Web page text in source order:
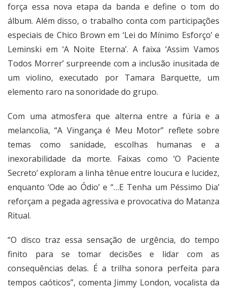
força essa nova etapa da banda e define o tom do
álbum. Além disso, o trabalho conta com participações
especiais de Chico Brown em ‘Lei do Mínimo Esforço’ e
Leminski em ‘A Noite Eterna’. A faixa ‘Assim Vamos
Todos Morrer’ surpreende com a inclusão inusitada de
um violino, executado por Tamara Barquette, um
elemento raro na sonoridade do grupo.
Com uma atmosfera que alterna entre a fúria e a
melancolia, “A Vingança é Meu Motor” reflete sobre
temas como sanidade, escolhas humanas e a
inexorabilidade da morte. Faixas como ‘O Paciente
Secreto’ exploram a linha tênue entre loucura e lucidez,
enquanto ‘Ode ao Ódio’ e “…E Tenha um Péssimo Dia’
reforçam a pegada agressiva e provocativa do Matanza
Ritual.
“O disco traz essa sensação de urgência, do tempo
finito para se tomar decisões e lidar com as
consequências delas. É a trilha sonora perfeita para
tempos caóticos”, comenta Jimmy London, vocalista da